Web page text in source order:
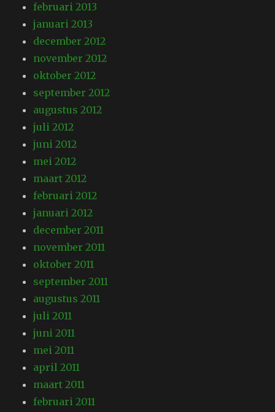
februari 2013
januari 2013
december 2012
november 2012
oktober 2012
september 2012
augustus 2012
juli 2012
juni 2012
mei 2012
maart 2012
februari 2012
januari 2012
december 2011
november 2011
oktober 2011
september 2011
augustus 2011
juli 2011
juni 2011
mei 2011
april 2011
maart 2011
februari 2011